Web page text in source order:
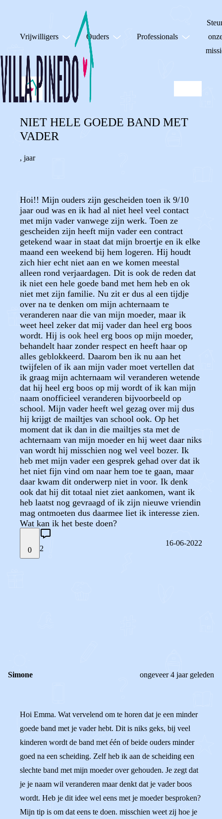
Vrijwilligers Ouders Professionals
NIET HELE GOEDE BAND MET
VADER
, jaar
Hoi!! Mijn ouders zijn gescheiden toen ik 9/10
jaar oud was en ik had al niet heel veel contact
met mijn vader vanwege zijn werk. Toen ze
gescheiden zijn heeft mijn vader een contract
getekend waar in staat dat mijn broertje en ik elke
maand een weekend bij hem logeren. Hij houdt
zich hier echt niet aan en we komen meestal
alleen rond verjaardagen. Dit is ook de reden dat
ik niet een hele goede band met hem heb en ok
niet met zijn familie. Nu zit er dus al een tijdje
over na te denken om mijn achternaam te
veranderen naar die van mijn moeder, maar ik
weet heel zeker dat mij vader dan heel erg boos
wordt. Hij is ook heel erg boos op mijn moeder,
behandelt haar zonder respect en heeft haar op
alles geblokkeerd. Daarom ben ik nu aan het
twijfelen of ik aan mijn vader moet vertellen dat
ik graag mijn achternaam wil veranderen wetende
dat hij heel erg boos op mij wordt of ik kan mijn
naam onofficieel veranderen bijvoorbeeld op
school. Mijn vader heeft wel gezag over mij dus
hij krijgt de mailtjes van school ook. Op het
moment dat ik dan in die mailtjes sta met de
achternaam van mijn moeder en hij weet daar niks
van wordt hij misschien nog wel veel bozer. Ik
heb met mijn vader een gesprek gehad over dat ik
het niet fijn vind om naar hem toe te gaan, maar
daar kwam dit onderwerp niet in voor. Ik denk
ook dat hij dit totaal niet ziet aankomen, want ik
heb laatst nog gevraagd of ik zijn nieuwe vriendin
mag ontmoeten dus daarmee liet ik interesse zien.
Wat kan ik het beste doen?
0 2
16-06-2022
Simone ongeveer 4 jaar geleden
Hoi Emma. Wat vervelend om te horen dat je een minder
goede band met je vader hebt. Dit is niks geks, bij veel
kinderen wordt de band met één of beide ouders minder
goed na een scheiding. Zelf heb ik aan de scheiding een
slechte band met mijn moeder over gehouden. Je zegt dat
je je naam wil veranderen maar denkt dat je vader boos
wordt. Heb je dit idee wel eens met je moeder besproken?
Mijn tip is om dat eens te doen. misschien weet zij hoe je